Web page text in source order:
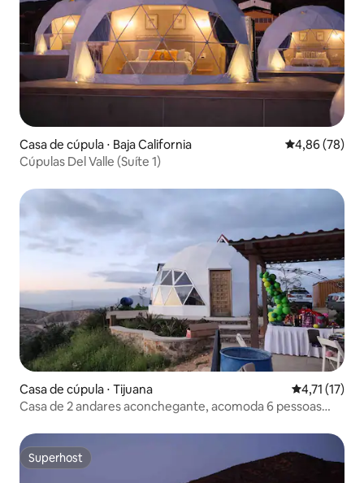
Casa de cúpula ⋅ Baja California 4,86 de uma
4,86 (78)
Cúpulas Del Valle (Suíte 1)
Casa de cúpula ⋅ Tijuana 4,71 de uma
4,71 (17)
Casa de 2 andares aconchegante, acomoda 6 pessoas
Superhost
Superhost